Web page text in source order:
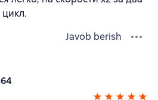
Javob berish